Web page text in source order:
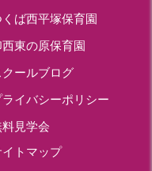
くば西平塚保育園
西東の原保育園
クールブログ
ライバシーポリシー
料見学会
イトマップ